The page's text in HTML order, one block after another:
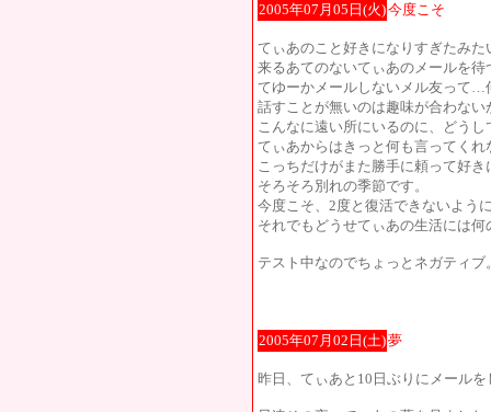
2005年07月05日(火)今度こそ
てぃあのこと好きになりすぎたみた
来るあてのないてぃあのメールを待
てゆーかメールしないメル友って…
話すことが無いのは趣味が合わない
こんなに遠い所にいるのに、どう
てぃあからはきっと何も言ってく
こっちだけがまた勝手に頼って好
そろそろ別れの季節です。
今度こそ、2度と復活できないよう
それでもどうせてぃあの生活には
テスト中なのでちょっとネガティブ
2005年07月02日(土)夢
昨日、てぃあと10日ぶりにメールを